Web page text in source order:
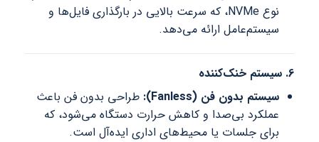
نوع NVMe، که سرعت بالایی در بارگذاری فایل‌ها و
سیستم‌عامل ارائه می‌دهد.
6. سیستم خنک‌کننده
سیستم بدون فن (Fanless):
طراحی بدون فن باعث
عملکرد بی‌صدا و کاهش حرارت دستگاه می‌شود، که
برای جلسات یا محیط‌های اداری ایده‌آل است.